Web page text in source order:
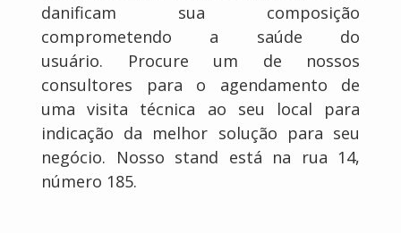
danificam sua composição
comprometendo a saúde do
usuário. Procure um de nossos
consultores para o agendamento de
uma visita técnica ao seu local para
indicação da melhor solução para seu
negócio. Nosso stand está na rua 14,
número 185.